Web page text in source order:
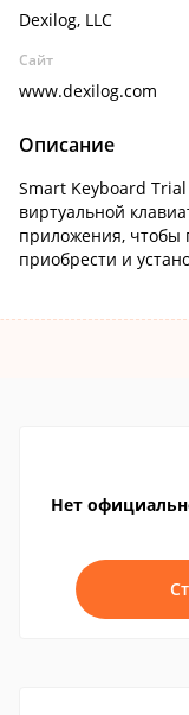
Dexilog, LLC
Сайт
www.dexilog.com
Описание
Smart Keyboard
виртуальной
приложения, чтобы
приобрести и
Нет